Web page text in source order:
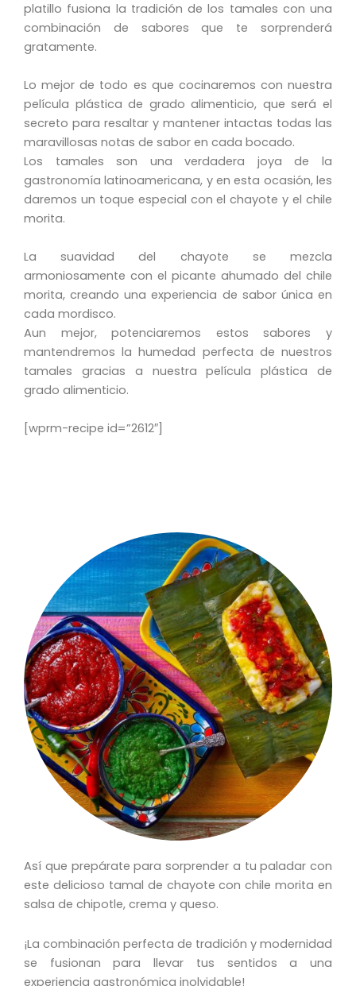
platillo fusiona la tradición de los tamales con una
combinación de sabores que te sorprenderá
gratamente.
Lo mejor de todo es que cocinaremos con nuestra
película plástica de grado alimenticio, que será el
secreto para resaltar y mantener intactas todas las
maravillosas notas de sabor en cada bocado.
Los tamales son una verdadera joya de la
gastronomía latinoamericana, y en esta ocasión, les
daremos un toque especial con el chayote y el chile
morita.
La suavidad del chayote se mezcla
armoniosamente con el picante ahumado del chile
morita, creando una experiencia de sabor única en
cada mordisco.
Aun mejor,potenciaremos estos sabores y
mantendremos la humedad perfecta de nuestros
tamales gracias a nuestra película plástica de
grado alimenticio.
[wprm-recipe id=”2612″]
Así que prepárate para sorprender a tu paladar con
este delicioso tamal de chayote con chile morita en
salsa de chipotle, crema y queso.
¡La combinación perfecta de tradición y modernidad
se fusionan para llevar tus sentidos a una
experiencia gastronómica inolvidable!